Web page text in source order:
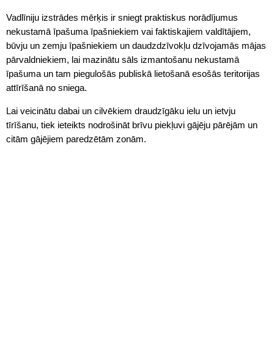
Vadlīniju izstrādes mērķis ir sniegt praktiskus norādījumus
nekustamā īpašuma īpašniekiem vai faktiskajiem valdītājiem,
būvju un zemju īpašniekiem un daudzdzīvokļu dzīvojamās mājas
pārvaldniekiem, lai mazinātu sāls izmantošanu nekustamā
īpašuma un tam piegulošās publiskā lietošanā esošās teritorijas
attīrīšanā no sniega.
Lai veicinātu dabai un cilvēkiem draudzīgāku ielu un ietvju
tīrīšanu, tiek ieteikts nodrošināt brīvu piekļuvi gājēju pārējām un
citām gājējiem paredzētām zonām.